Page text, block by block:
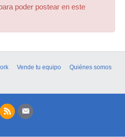
poder postear en este
Vende tu equipo
Quiénes somos